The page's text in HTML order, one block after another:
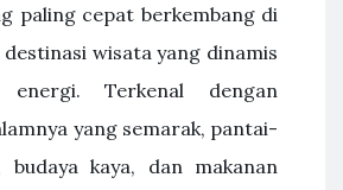
paling cepat berkembang di
destinasi wisata yang dinamis
Terkenal dengan
yang semarak, pantai-
budaya kaya, dan makanan